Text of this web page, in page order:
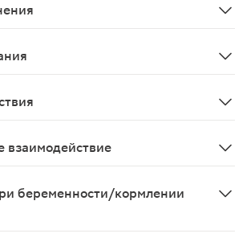
взаимодействие
беременности/кормлении